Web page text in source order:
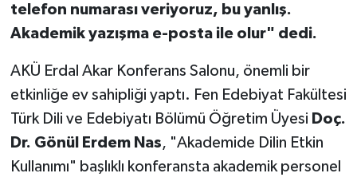
telefon numarası veriyoruz, bu yanlış.
Akademik yazışma e-posta ile olur" dedi.
AKÜ Erdal Akar Konferans Salonu, önemli bir
etkinliğe ev sahipliği yaptı. Fen Edebiyat Fakültesi
Türk Dili ve Edebiyatı Bölümü Öğretim Üyesi Doç.
Dr. Gönül Erdem Nas, "Akademide Dilin Etkin
Kullanımı" başlıklı konferansta akademik personel